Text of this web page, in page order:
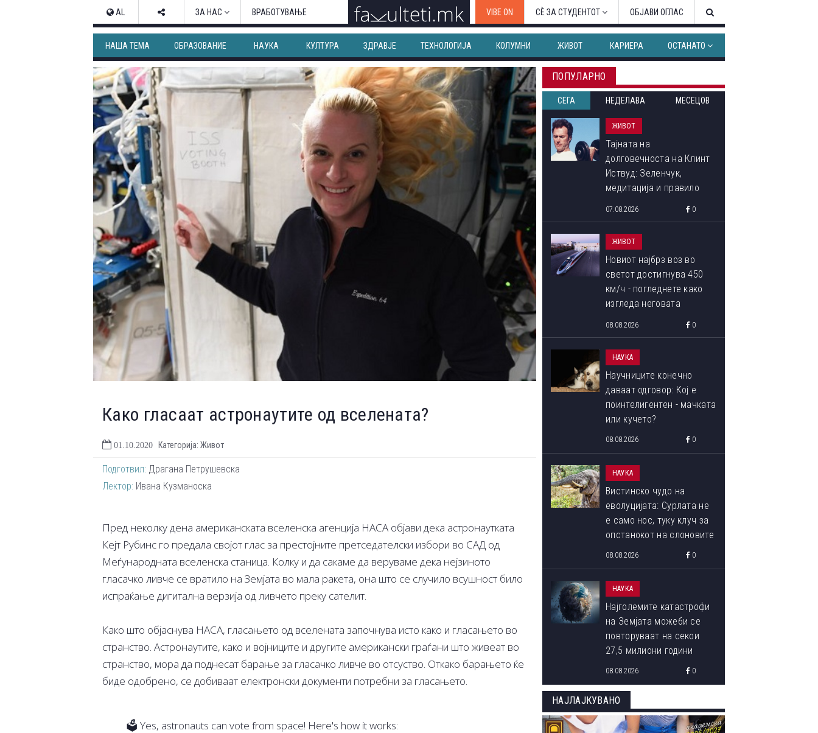
AL ЗА НАС ВРАБОТУВАЊЕ VIBE ON СЀ ЗА СТУДЕНТОТ ОБЈАВИ ОГЛАС
НАША ТЕМА ОБРАЗОВАНИЕ НАУКА КУЛТУРА ЗДРАВЈЕ ТЕХНОЛОГИЈА КОЛУМНИ ЖИВОТ КАРИЕРА ОСТАНАТО
Како гласаат астронаутите од вселената?
01.10.2020 Категорија: Живот
Подготвил: Драгана Петрушевска
Лектор: Ивана Кузманоска
Пред неколку дена американската вселенска агенција НАСА објави дека астронаутката
Кејт Рубинс го предала својот глас за престојните претседателски избори во САД од
Меѓународната вселенска станица. Колку и да сакаме да веруваме дека нејзиното
гласачко ливче се вратило на Земјата во мала ракета, она што се случило всушност било
испраќање дигитална верзија од ливчето преку сателит.
Како што објаснува НАСА, гласањето од вселената започнува исто како и гласањето во
странство. Астронаутите, како и војниците и другите американски граѓани што живеат во
странство, мора да поднесат барање за гласачко ливче во отсуство. Откако барањето ќе
биде одобрено, се добиваат електронски документи потребни за гласањето.
🗳️ Yes, astronauts can vote from space! Here's how it works:
ПОПУЛАРНО
СЕГА НЕДЕЛАВА МЕСЕЦОВ
ЖИВОТ
Тајната на
долговечноста на Клинт
Иствуд: Зеленчук,
медитација и правило
07.08.2026 0
ЖИВОТ
Новиот најбрз воз во
светот достигнува 450
км/ч - погледнете како
изгледа неговата
08.08.2026 0
НАУКА
Научниците конечно
даваат одговор: Кој е
поинтелигентен - мачката
или кучето?
08.08.2026 0
НАУКА
Вистинско чудо на
еволуцијата: Сурлата не
е само нос, туку клуч за
опстанокот на слоновите
08.08.2026 0
НАУКА
Најголемите катастрофи
на Земјата можеби се
повторуваат на секои
27,5 милиони години
08.08.2026 0
НАЈЛАЈКУВАНО